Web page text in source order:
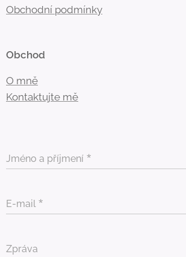
Obchodní podmínky
Obchod
O mně
Kontaktujte mě
Jméno a příjmení
E-mail
Zpráva